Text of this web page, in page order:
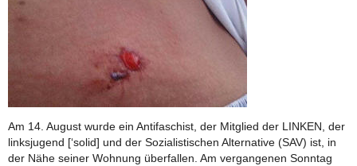
Am 14. August wurde ein Antifaschist, der Mitglied der LINKEN, der
linksjugend [‘solid] und der Sozialistischen Alternative (SAV) ist, in
der Nähe seiner Wohnung überfallen. Am vergangenen Sonntag